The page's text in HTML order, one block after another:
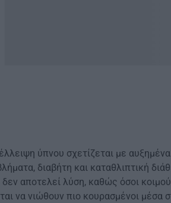
ύπνου σχετίζεται με
διαβήτη και καταθλιπτική
αποτελεί λύση, καθώς όσοι
να νιώθουν πιο κουρασμένοι μέσα